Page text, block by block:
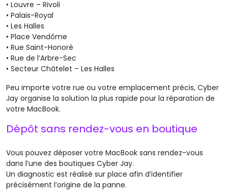
• Louvre – Rivoli
• Palais-Royal
• Les Halles
• Place Vendôme
• Rue Saint-Honoré
• Rue de l’Arbre-Sec
• Secteur Châtelet – Les Halles
Peu importe votre rue ou votre emplacement précis, Cyber
Jay organise la solution la plus rapide pour la réparation de
votre MacBook.
Dépôt sans rendez-vous en boutique
Vous pouvez déposer votre MacBook sans rendez-vous
dans l’une des boutiques Cyber Jay.
Un diagnostic est réalisé sur place afin d’identifier
précisément l’origine de la panne.